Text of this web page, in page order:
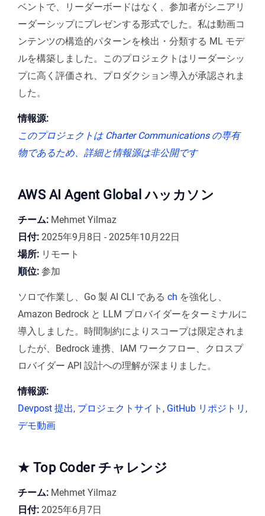
ベントで、リーダーボードはなく、参加者がシニアリ
ーダーシップにプレゼンする形式でした。私は動画コ
ンテンツの構造的パターンを検出・分類する ML モデ
ルを構築しました。このプロジェクトはリーダーシッ
プに高く評価され、プロダクション導入が承認されま
した。
情報源:
このプロジェクトは Charter Communicationsの専有
物であるため、詳細と情報源は非公開です
AWS AI Agent Global ハッカソン
チーム: Mehmet Yilmaz
日付: 2025年9月8日 - 2025年10月22日
場所: リモート
順位: 参加
ソロで作業し、Go 製 AI CLI である ch を強化し、
Amazon Bedrock と LLM プロバイダーをターミナルに
導入しました。時間制約によりスコープは限定されま
したが、Bedrock 連携、IAM ワークフロー、クロスプ
ロバイダー API 設計への理解が深まりました。
情報源:
Devpost 提出, プロジェクトサイト , GitHub リポジトリ ,
デモ動画
★ Top Coder チャレンジ
チーム: Mehmet Yilmaz
日付: 2025年6月7日